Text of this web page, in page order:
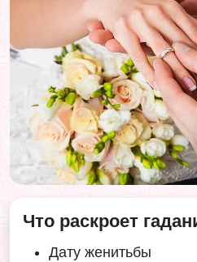
Что раскроет
Дату женитьбы